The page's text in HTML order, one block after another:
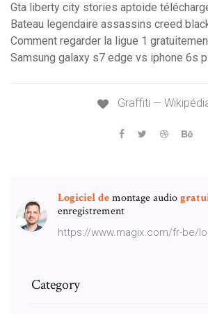
Gta liberty city stories aptoide
Bateau legendaire assassins creed
Comment regarder la ligue 1
Samsung galaxy s7 edge vs iphone 6s
Graffiti —
Logicieldemontage audio
enregistrement
https://www.magix.com/fr-be/
Category